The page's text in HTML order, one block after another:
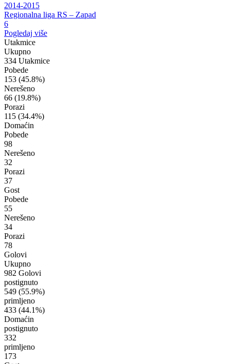
2014-2015
Regionalna liga RS – Zapad
6
Pogledaj više
Utakmice
Ukupno
334 Utakmice
Pobede
153 (45.8%)
Nerešeno
66 (19.8%)
Porazi
115 (34.4%)
Domaćin
Pobede
98
Nerešeno
32
Porazi
37
Gost
Pobede
55
Nerešeno
34
Porazi
78
Golovi
Ukupno
982 Golovi
postignuto
549 (55.9%)
primljeno
433 (44.1%)
Domaćin
postignuto
332
primljeno
173